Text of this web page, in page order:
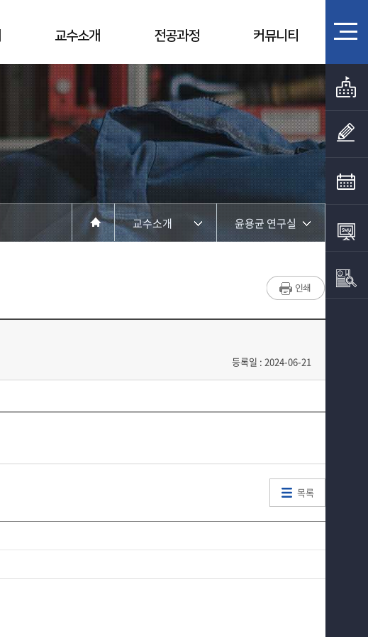
교수소개 전공과정 커뮤니티
교수소개
전공과정
윤용균 연구실
윤용균 연구실
정기신 연구실
정해영 연구실
등록일 : 2024-06-21
목록